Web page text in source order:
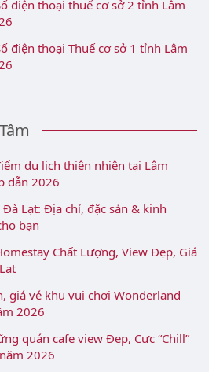
điện thoại thuế cơ sở 2 tỉnh Lâm
điện thoại Thuế cơ sở 1 tỉnh Lâm
du lịch thiên nhiên tại Lâm
dẫn 2026
Đà Lạt: Địa chỉ, đặc sản & kinh
bạn
Chất Lượng, View Đẹp, Giá
giá vé khu vui chơi Wonderland
2026
quán cafe view Đẹp, Cực “Chill”
2026